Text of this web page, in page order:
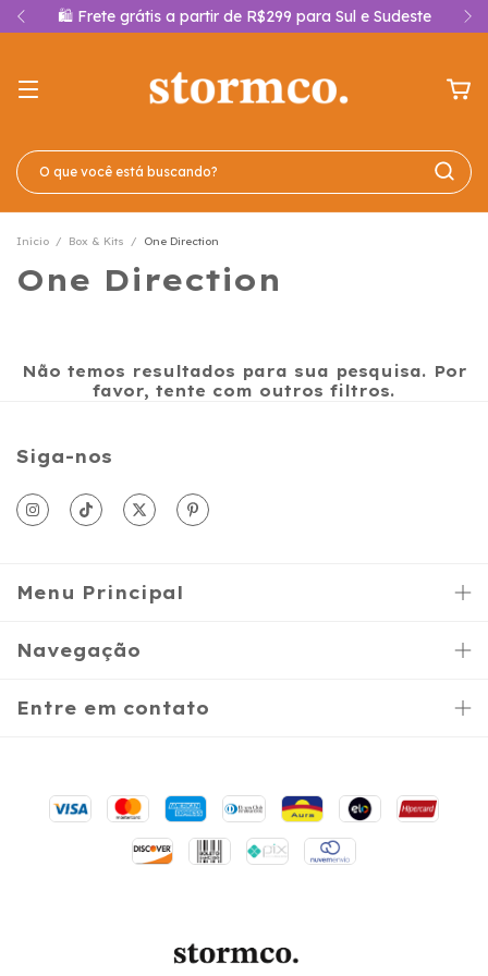
🛍️ Frete grátis a partir de R$299 para Sul e Sudeste
Início / Box & Kits / One Direction
One Direction
Não temos resultados para sua pesquisa. Por
favor, tente com outros filtros.
Siga-nos
Menu Principal
Navegação
Entre em contato